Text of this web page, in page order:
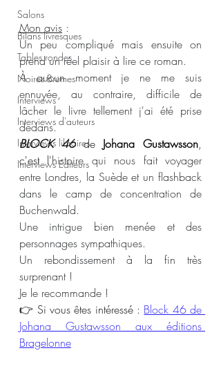
Salons
Bilans livresques
Tables rondes
Noires Brumes
Interviews
Interviews d'auteurs
Interviews libraires
Interviews Editeurs
Mon avis :
Un peu compliqué mais ensuite on
prend un réel plaisir à lire ce roman.
À aucun moment je ne me suis
ennuyée, au contraire, difficile de
lâcher le livre tellement j'ai été prise
dedans.
BLOCK 46 de Johana Gustawsson,
c'est l'histoire qui nous fait voyager
entre Londres, la Suède et un flashback
dans le camp de concentration de
Buchenwald.
Une intrigue bien menée et des
personnages sympathiques.
Un rebondissement à la fin très
surprenant !
Je le recommande !
👉 Si vous êtes intéressé : Block 46 de
Johana Gustawsson aux éditions
Bragelonne